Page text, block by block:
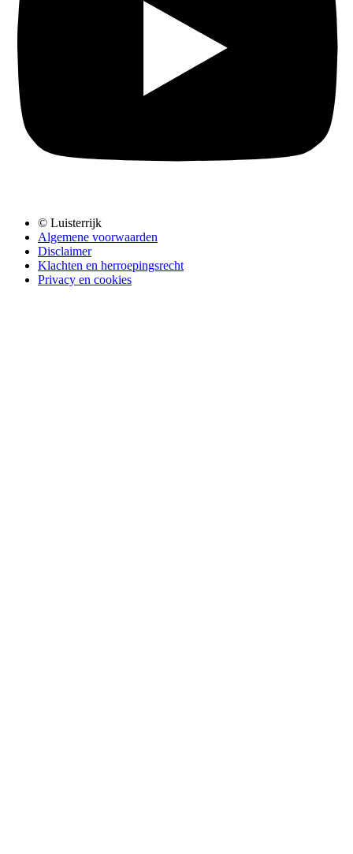
© Luisterrijk
Algemene voorwaarden
Disclaimer
Klachten en herroepingsrecht
Privacy en cookies